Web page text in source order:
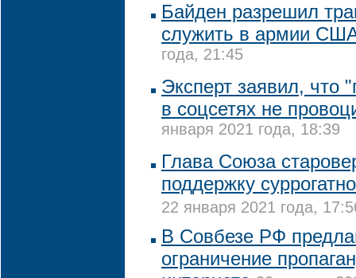
Байден разрешил
служить в армии
года, 21:45
Эксперт заявил, что
в соцсетях не
января 2021 года, 18:39
Глава Союза
поддержку
22 января 2021 года,
В Совбезе РФ
ограничение